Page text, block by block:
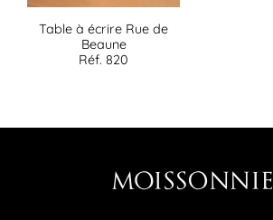
Table à écrire Rue de
Beaune
Réf. 820